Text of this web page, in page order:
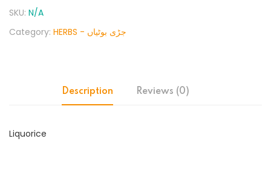
SKU: N/A
Category:
HERBS - جڑی بوٹیاں
Description Reviews (0)
Liquorice